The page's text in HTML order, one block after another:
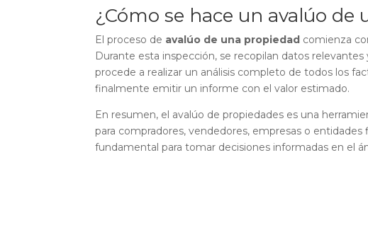
¿Cómo se hace un avalúo de
El proceso de avalúo de una propiedad comienza
Durante esta inspección, se recopilan datos
procede a realizar un análisis completo de todos los
finalmente emitir un informe con el valor estimado.
En resumen, el avalúo de propiedades es una
para compradores, vendedores, empresas o
fundamental para tomar decisiones informadas en el